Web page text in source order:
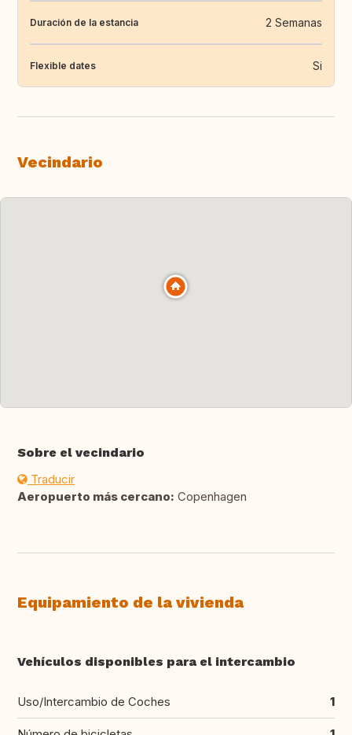
Duración de la estancia 2 Semanas
Flexible dates Si
Vecindario
Sobre el vecindario
Traducir
Aeropuerto más cercano: Copenhagen
Equipamiento de la vivienda
Vehículos disponibles para el intercambio
Uso/Intercambio de Coches 1